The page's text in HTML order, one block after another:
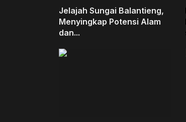
Jelajah Sungai Balantieng,
Menyingkap Potensi Alam
dan...